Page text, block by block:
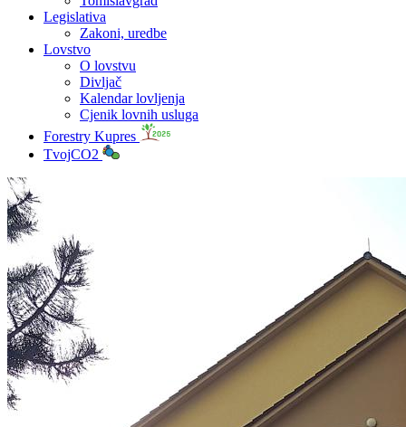
Legislativa
Zakoni, uredbe
Lovstvo
O lovstvu
Divljač
Kalendar lovljenja
Cjenik lovnih usluga
Forestry Kupres
TvojCO2